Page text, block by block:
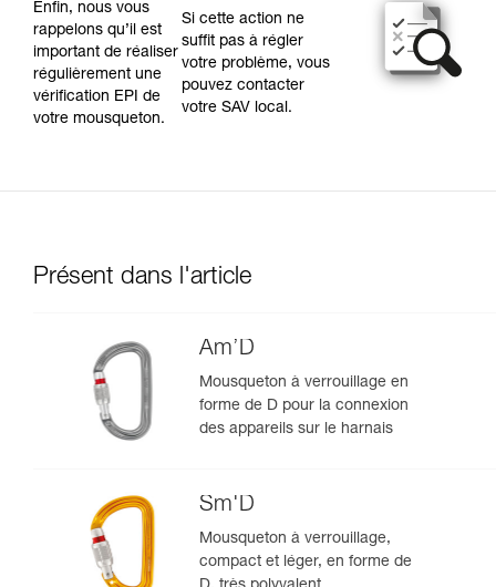
Enfin, nous vous
rappelons qu’il est
important de réaliser
régulièrement une
vérification EPI de
votre mousqueton.
Si cette action ne
suffit pas à régler
votre problème, vous
pouvez contacter
votre SAV local.
Présent dans l'article
Am’D
Mousqueton à verrouillage en
forme de D pour la connexion
des appareils sur le harnais
Sm'D
Mousqueton à verrouillage,
compact et léger, en forme de